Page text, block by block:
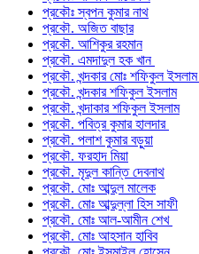
প্রকৌঃ স্বপন কুমার নাথ
প্রকৌ. অজিত বাছার
প্রকৌ. আশিকুর রহমান
প্রকৌ. এমদাদুল হক খান
প্রকৌ. খন্দকার মোঃ শফিকুল ইসলাম
প্রকৌ. খন্দকার শফিকুল ইসলাম
প্রকৌ. খন্দাকার শফিকুল ইসলাম
প্রকৌ. পবিত্র কুমার হালদার
প্রকৌ. পলাশ কুমার বড়ুয়া
প্রকৌ. ফরহাদ মিয়া
প্রকৌ. মৃদুল কান্তি দেবনাথ
প্রকৌ. মোঃ আব্দুল মালেক
প্রকৌ. মোঃ আব্দুল্লা হিস সাফী
প্রকৌ. মোঃ আল-আমীন শেখ
প্রকৌ. মোঃ আহসান হাবিব